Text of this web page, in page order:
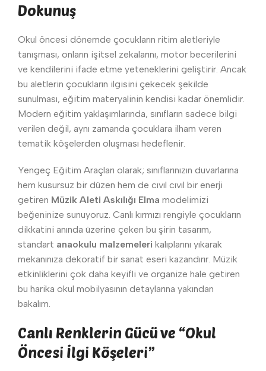
Dokunuş
Okul öncesi dönemde çocukların ritim aletleriyle
tanışması, onların işitsel zekalarını, motor becerilerini
ve kendilerini ifade etme yeteneklerini geliştirir. Ancak
bu aletlerin çocukların ilgisini çekecek şekilde
sunulması, eğitim materyalinin kendisi kadar önemlidir.
Modern eğitim yaklaşımlarında, sınıfların sadece bilgi
verilen değil, aynı zamanda çocuklara ilham veren
tematik köşelerden oluşması hedeflenir.
Yengeç Eğitim Araçları olarak; sınıflarınızın duvarlarına
hem kusursuz bir düzen hem de cıvıl cıvıl bir enerji
getiren Müzik Aleti Askılığı Elma modelimizi
beğeninize sunuyoruz. Canlı kırmızı rengiyle çocukların
dikkatini anında üzerine çeken bu şirin tasarım,
standart anaokulu malzemeleri kalıplarını yıkarak
mekanınıza dekoratif bir sanat eseri kazandırır. Müzik
etkinliklerini çok daha keyifli ve organize hale getiren
bu harika okul mobilyasının detaylarına yakından
bakalım.
Canlı Renklerin Gücü ve “Okul
Öncesi İlgi Köşeleri”